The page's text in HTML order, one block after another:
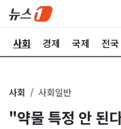
사회 경제 국제 전국
사회 사회일반
"약물 특정 안 된